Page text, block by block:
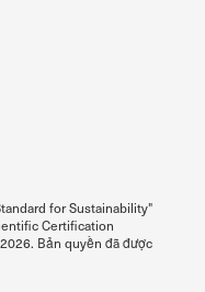
for Sustainability"
Certification
Bản quyền đã được